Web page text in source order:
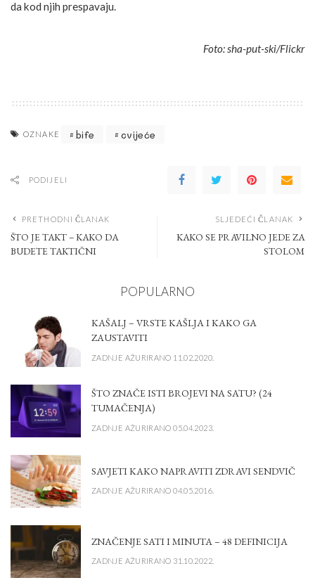
da kod njih prespavaju.
Foto: sha-put-ski/Flickr
OZNAKE bife cvijeće
PODIJELI
PRETHODNI ČLANAK
ŠTO JE TAKT – KAKO DA
BUDETE TAKTIČNI
SLJEDEĆI ČLANAK
KAKO SE PRAVILNO JEDE ZA
STOLOM
POPULARNO
KAŠALJ – VRSTE KAŠLJA I KAKO GA
ZAUSTAVITI
ZADNJE AŽURIRANO 11.02.2020.
ŠTO ZNAČE ISTI BROJEVI NA SATU? (24
TUMAČENJA)
ZADNJE AŽURIRANO 05.04.2023.
SAVJETI KAKO NAPRAVITI ZDRAVI SENDVIČ
ZADNJE AŽURIRANO 04.05.2016.
ZNAČENJE SATI I MINUTA – 48 DEFINICIJA
ZADNJE AŽURIRANO 31.10.2022.